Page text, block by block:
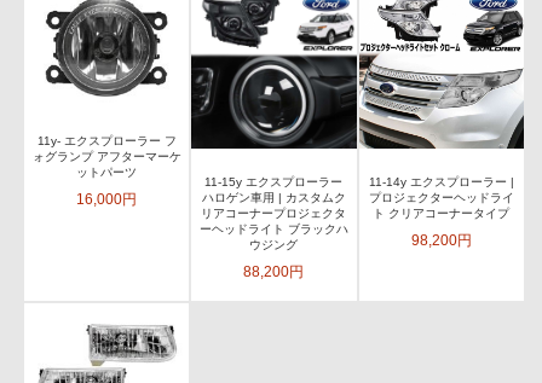
11y- エクスプローラー フ
ォグランプ アフターマーケ
ットパーツ
16,000円
11-15y エクスプローラー
ハロゲン車用 | カスタムク
リアコーナープロジェクタ
ーヘッドライト ブラックハ
ウジング
88,200円
11-14y エクスプローラー |
プロジェクターヘッドライ
ト クリアコーナータイプ
98,200円